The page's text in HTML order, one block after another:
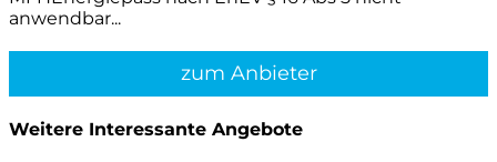
anwendbar...
zum Anbieter
Weitere Interessante Angebote